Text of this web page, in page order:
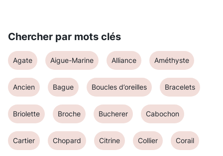
Chercher par mots clés
Agate Aigue-Marine Alliance Améthyste
Ancien Bague Boucles d’oreilles Bracelets
Briolette Broche Bucherer Cabochon
Cartier Chopard Citrine Collier Corail